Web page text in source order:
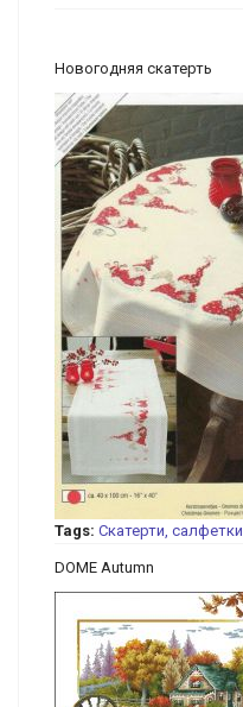
Новогодняя скатерть
Tags: Скатерти, салфетки
DOME Autumn